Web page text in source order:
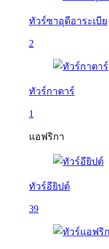
ทัวร์ซาอุดีอาระเบีย
2
ทัวร์กาตาร์
1
แอฟริกา
ทัวร์อียิปต์
39